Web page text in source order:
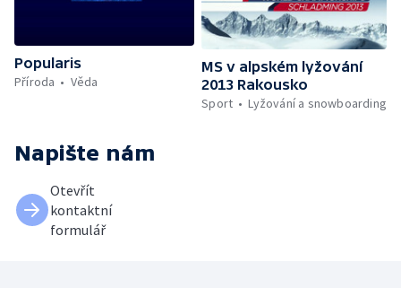
Popularis
Příroda
Věda
MS v alpském lyžování
2013 Rakousko
Sport
Lyžování a snowboarding
Napište nám
Otevřít
kontaktní
formulář